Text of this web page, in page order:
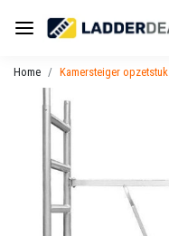
Home Kamersteiger